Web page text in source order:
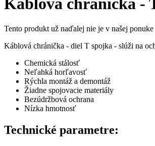
Káblová chránička -
Tento produkt už naďalej nie je v našej ponuke
Káblová chránička - diel T spojka - slúži na
Chemická stálosť
Neľahká horľavosť
Rýchla montáž a demontáž
Žiadne spojovacie materiály
Bezúdržbová ochrana
Nízka hmotnosť
Technické parametre: